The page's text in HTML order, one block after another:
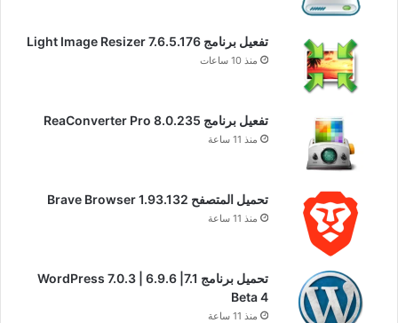
تفعيل برنامج Light Image Resizer 7.6.5.176
منذ 10 ساعات
تفعيل برنامج ReaConverter Pro 8.0.235
منذ 11 ساعة
تحميل المتصفح Brave Browser 1.93.132
منذ 11 ساعة
تحميل برنامج WordPress 7.0.3 | 6.9.6 |7.1
Beta 4
منذ 11 ساعة